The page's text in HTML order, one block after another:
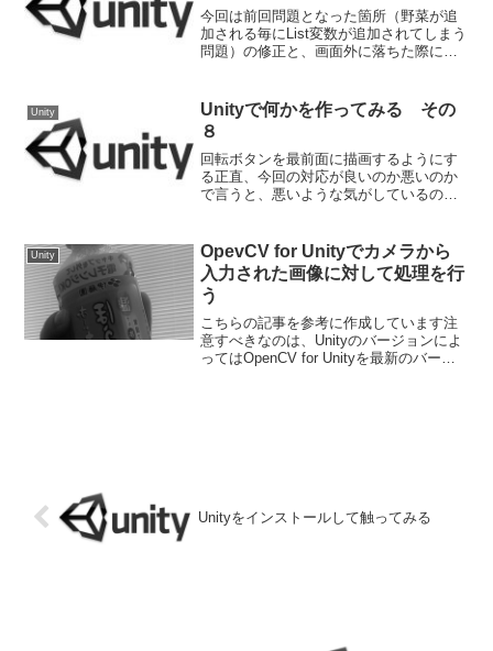
今回は前回問題となった箇所（野菜が追
加される毎にList変数が追加されてしまう
問題）の修正と、画面外に落ちた際にゲ
野菜のクラスに野菜の種類のリストを持
たせている...
Unity
Unityで何かを作ってみる その
８
回転ボタンを最前面に描画するようにす
る正直、今回の対応が良いのか悪いのか
で言うと、悪いような気がしているので
計していないのが悪いのですが、、どう
やったかというと、Can...
Unity
OpevCV for Unityでカメラから
入力された画像に対して処理を行
う
こちらの記事を参考に作成しています注
意すべきなのは、Unityのバージョンによ
ってはOpenCV for Unityを最新のバージ
Unityをインストールして触ってみる